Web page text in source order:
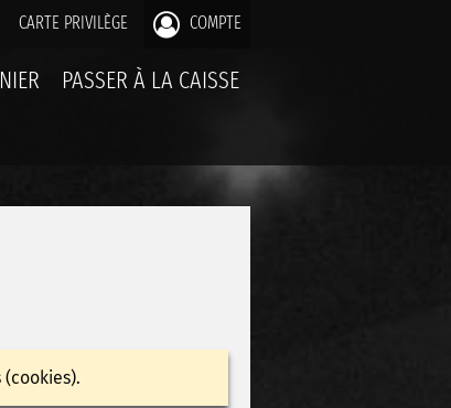
CARTE PRIVILÈGE COMPTE
PASSER À LA CAISSE